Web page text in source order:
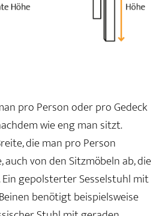
pro Person oder pro Gedeck
wie eng man sitzt.
die man pro Person
von den Sitzmöbeln ab, die
gepolsterter Sesselstuhl mit
benötigt beispielsweise